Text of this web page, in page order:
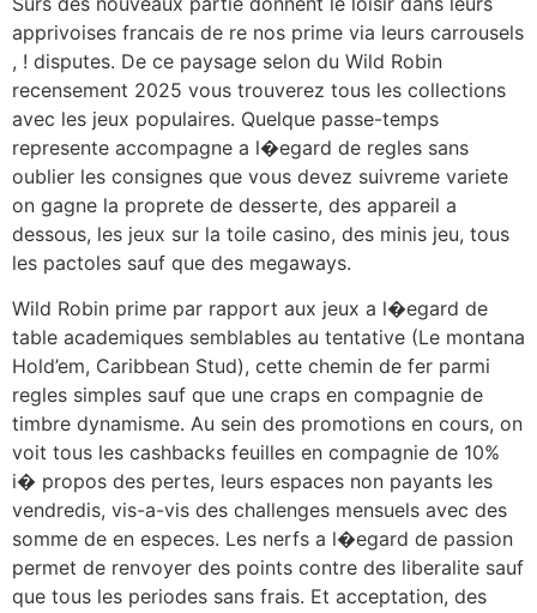
apprivoises francais de re nos prime via leurs carrousels
, ! disputes. De ce paysage selon du Wild Robin
recensement 2025 vous trouverez tous les collections
avec les jeux populaires. Quelque passe-temps
represente accompagne a l�egard de regles sans
oublier les consignes que vous devez suivreme variete
on gagne la proprete de desserte, des appareil a
dessous, les jeux sur la toile casino, des minis jeu, tous
les pactoles sauf que des megaways.
Wild Robin prime par rapport aux jeux a l�egard de
table academiques semblables au tentative (Le montana
Hold’em, Caribbean Stud), cette chemin de fer parmi
regles simples sauf que une craps en compagnie de
timbre dynamisme. Au sein des promotions en cours, on
voit tous les cashbacks feuilles en compagnie de 10%
i� propos des pertes, leurs espaces non payants les
vendredis, vis-a-vis des challenges mensuels avec des
somme de en especes. Les nerfs a l�egard de passion
permet de renvoyer des points contre des liberalite sauf
que tous les periodes sans frais. Et acceptation, des